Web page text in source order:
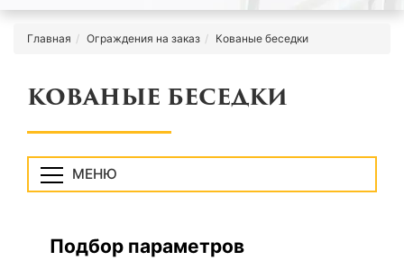
Главная Ограждения на заказ Кованые беседки
КОВАНЫЕ БЕСЕДКИ
МЕНЮ
Подбор параметров